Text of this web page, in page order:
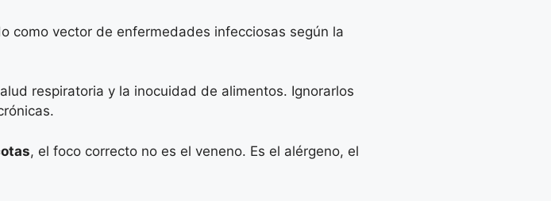
como vector de enfermedades infecciosas según la
respiratoria y la inocuidad de alimentos. Ignorarlos
, el foco correcto no es el veneno. Es el alérgeno, el